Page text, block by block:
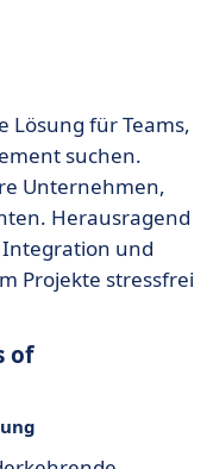
Lösung für Teams,
suchen.
Unternehmen,
Herausragend
und
Projekte stressfrei
of